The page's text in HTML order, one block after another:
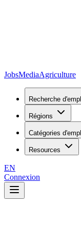
JobsMediaAgriculture
Recherche
Régions
Catégories
Resources
EN
Connexion